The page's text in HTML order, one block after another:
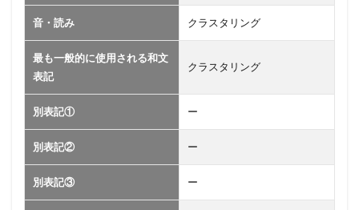
音・読み クラスタリング
最も一般的に使用される和文
表記
クラスタリング
別表記① ー
別表記② ー
別表記③ ー